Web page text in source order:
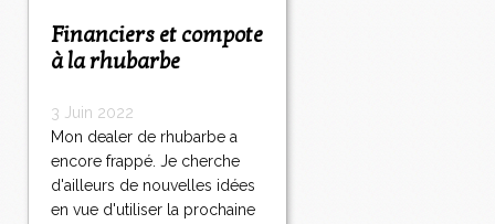
Financiers et compote
à la rhubarbe
3 Juin 2022
Mon dealer de rhubarbe a
encore frappé. Je cherche
d'ailleurs de nouvelles idées
en vue d'utiliser la prochaine